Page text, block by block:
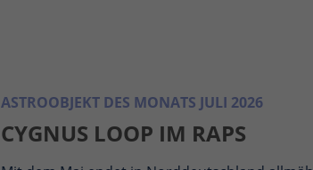
ASTROOBJEKT DES MONATS JULI 2026
CYGNUS LOOP IM RAPS